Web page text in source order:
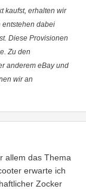
kaufst, erhalten wir
entstehen dabei
Diese Provisionen
Zu den
anderem eBay und
wir an
allem das Thema
erwarte ich
Zocker